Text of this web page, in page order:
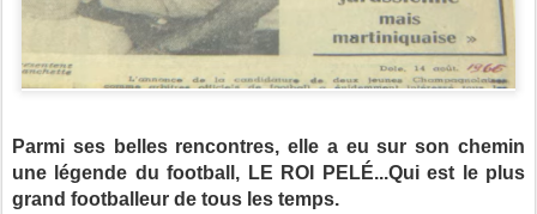
Parmi ses belles rencontres, elle a eu sur son chemin
une légende du football, LE ROI PELÉ...Qui est le plus
grand footballeur de tous les temps.